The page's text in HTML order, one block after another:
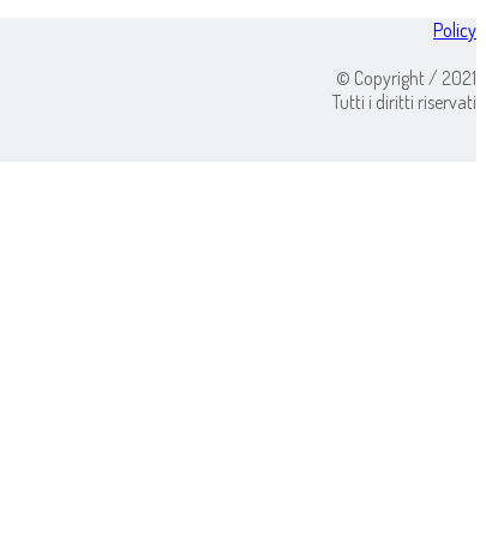
Policy
© Copyright / 2021
Tutti i diritti riservati